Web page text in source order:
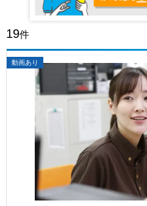
19件
動画あり